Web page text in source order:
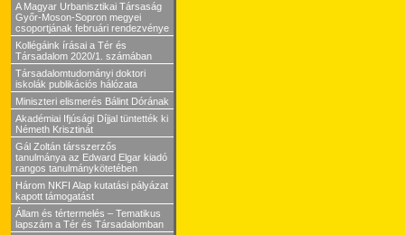
A Magyar Urbanisztikai Társaság
Győr-Moson-Sopron megyei
csoportjának februári rendezvénye
Kollégáink írásai a Tér és
Társadalom 2020/1. számában
Társadalomtudományi doktori
iskolák publikációs hálózata
Miniszteri elismerés Bálint Dórának
Akadémiai Ifjúsági Díjjal tüntették ki
Németh Krisztinát
Gál Zoltán társszerzős
tanulmánya az Edward Elgar kiadó
rangos tanulmánykötetében
Három NKFI Alap kutatási pályázat
kapott támogatást
Állam és tértermelés – Tematikus
lapszám a Tér és Társadalomban